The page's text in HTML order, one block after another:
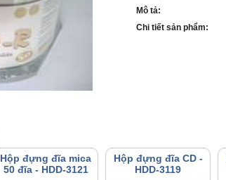
Mô tả:
Chi tiết sản phẩm:
Hộp đựng đĩa mica
50 đĩa - HDD-3121
Hộp đựng đĩa CD -
HDD-3119